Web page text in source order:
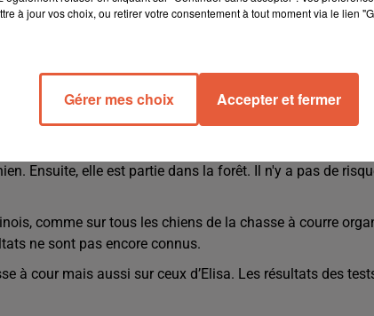
promeneur et de son chien malinois aperçus dans
dernier, Elisa Pilarski publie un message sur Facebook: un
et son chien qui n’est pas tenu en laisse et qui
Un incident qui intervient une heure avant le décès.
du décès de la jeune femme par hémorragie. Une
Richard, l’avocate de la famille d’Elisa: "Elisa avait
Ensuite, elle est partie dans la forêt. Il n'y a pas de
comme sur tous les chiens de la chasse à courre
ne sont pas encore connus.
à cour mais aussi sur ceux d’Elisa. Les résultats des
à jour vos choix, ou retirer votre consentement à tout moment via le lien
Gérer mes choix Accepter et fermer